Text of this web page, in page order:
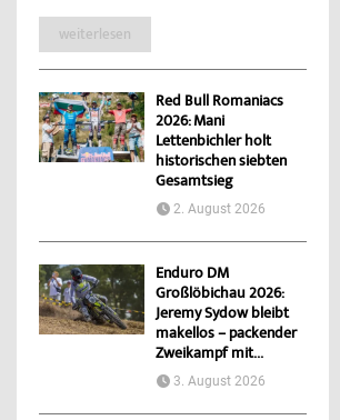
weiterlesen
Red Bull Romaniacs
2026: Mani
Lettenbichler holt
historischen siebten
Gesamtsieg
2. August 2026
Enduro DM
Großlöbichau 2026:
Jeremy Sydow bleibt
makellos – packender
Zweikampf mit...
3. August 2026